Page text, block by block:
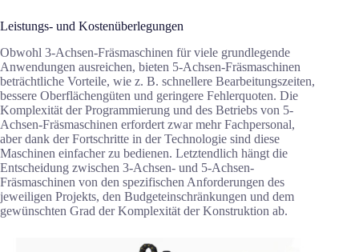
Leistungs- und Kostenüberlegungen
Obwohl 3-Achsen-Fräsmaschinen für viele grundlegende
Anwendungen ausreichen, bieten 5-Achsen-Fräsmaschinen
beträchtliche Vorteile, wie z. B. schnellere Bearbeitungszeiten,
bessere Oberflächengüten und geringere Fehlerquoten. Die
Komplexität der Programmierung und des Betriebs von 5-
Achsen-Fräsmaschinen erfordert zwar mehr Fachpersonal,
aber dank der Fortschritte in der Technologie sind diese
Maschinen einfacher zu bedienen. Letztendlich hängt die
Entscheidung zwischen 3-Achsen- und 5-Achsen-
Fräsmaschinen von den spezifischen Anforderungen des
jeweiligen Projekts, den Budgeteinschränkungen und dem
gewünschten Grad der Komplexität der Konstruktion ab.